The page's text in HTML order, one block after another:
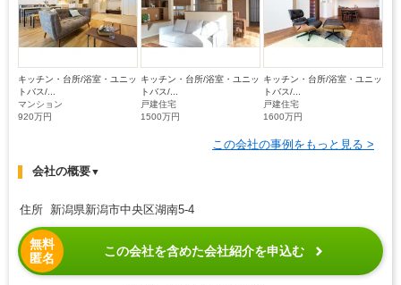
キッチン・台所/浴室・ユニッ
トバス/...
マンション
920万円
キッチン・台所/浴室・ユニッ
トバス/...
戸建住宅
1500万円
キッチン・台所/浴室・ユニッ
トバス/...
戸建住宅
1600万円
この会社の事例をもっと見る >
会社の概要▼
住所 新潟県新潟市中央区湖南5-4
無料
匿名
この会社を含めた会社紹介を申込む